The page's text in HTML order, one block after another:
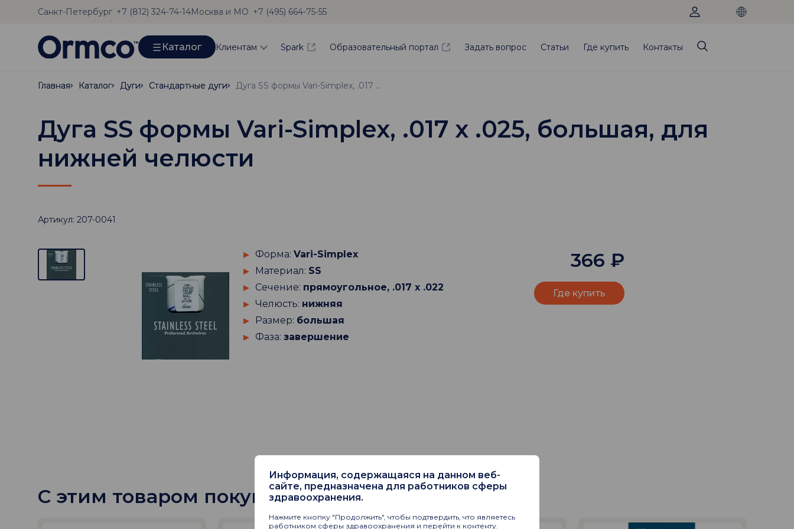
Санкт-Петербург +7 (812) 324-74-14Москва и МО +7 (495) 664-75-55
Каталог Клиентам Spark Образовательный портал Задать вопрос Статьи Где купить Контакты
Главная
Главная Каталог
Каталог Дуги
Дуги Стандартные дуги
Стандартные дуги Дуга SS формы Vari-Simplex, .017 х .025, большая, для нижней челюсти
Дуга SS формы Vari-Simplex, .017 х .025, большая, для
нижней челюсти
Артикул: 207-0041
Форма:Vari-Simplex
Материал: SS
Сечение: прямоугольное, .017 х .022
Челюсть: нижняя
Размер: большая
Фаза:завершение
366 ₽
Где купить
С этим товаром покупают
Информация, содержащаяся на данном веб-
сайте, предназначена для работников сферы
здравоохранения.
Нажмите кнопку "Продолжить", чтобы подтвердить, что являетесь
работником сферы здравоохранения и перейти к контенту.